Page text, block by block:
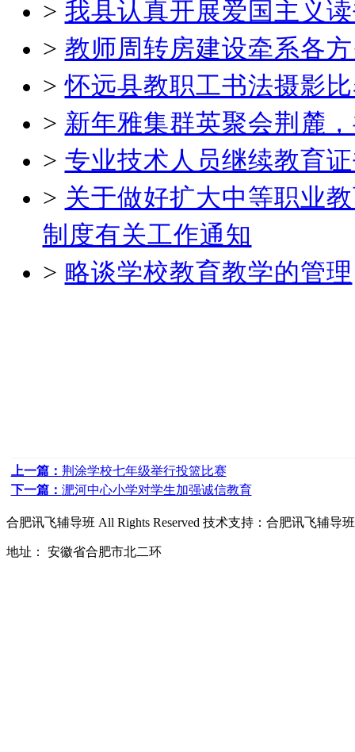
> 我县认真开展爱国主义
> 教师周转房建设牵系各
>怀远县教职工书法摄影
> 新年雅集群英聚会荆麓
> 专业技术人员继续教育
> 关于做好扩大中等职业
制度有关工作通知
> 略谈学校教育教学的管理
上一篇： 荆涂学校七年级举行投篮比赛
下一篇： 淝河中心小学对学生加强诚信教育
合肥讯飞辅导班 All Rights Reserved 技术支持： 合肥讯飞辅导班
地址： 安徽省合肥市北二环